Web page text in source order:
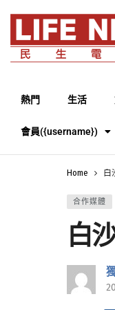
熱門 生活
會員({username})
Home 白
合作媒體
白